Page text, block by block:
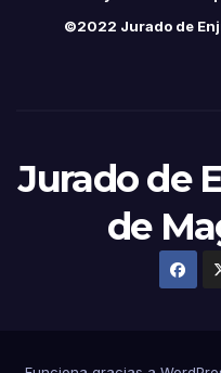
©2022 Jurado de
Jurado de
de